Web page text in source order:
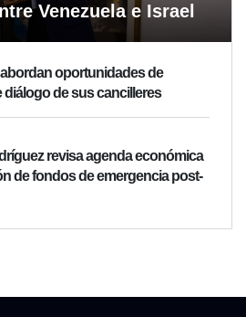
Venezuela e Israel
oportunidades de
de sus cancilleres
revisa agenda económica
de fondos de emergencia post-